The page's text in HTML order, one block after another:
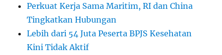
Perkuat Kerja Sama Maritim, RI dan China
Tingkatkan Hubungan
Lebih dari 54 Juta Peserta BPJS Kesehatan
Kini Tidak Aktif